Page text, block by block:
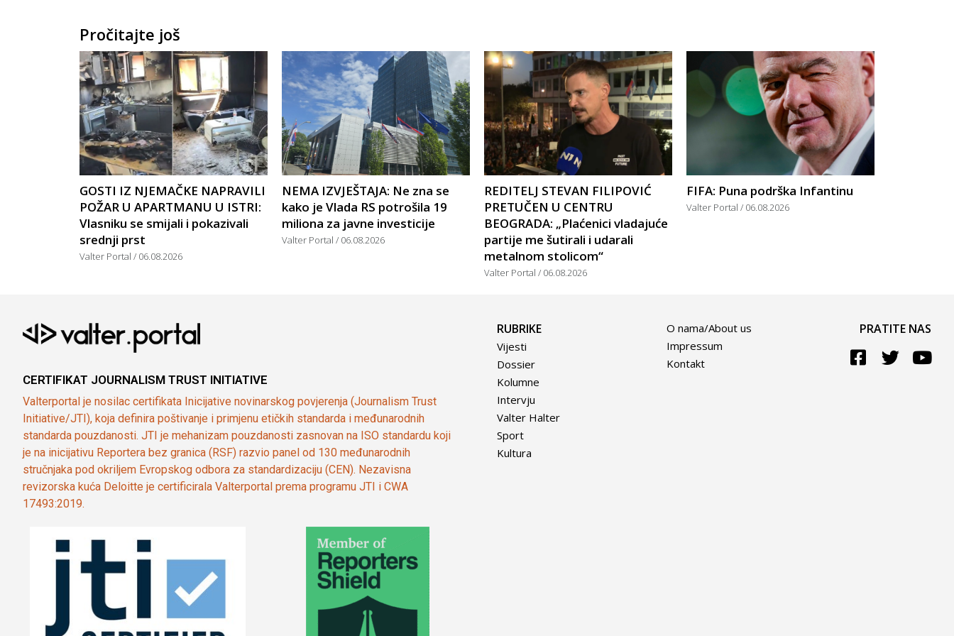
Pročitajte još
GOSTI IZ NJEMAČKE NAPRAVILI
POŽAR U APARTMANU U ISTRI:
Vlasniku se smijali i pokazivali
srednji prst
Valter Portal 06.08.2026
NEMA IZVJEŠTAJA: Ne zna se
kako je Vlada RS potrošila 19
miliona za javne investicije
Valter Portal 06.08.2026
REDITELJ STEVAN FILIPOVIĆ
PRETUČEN U CENTRU
BEOGRADA: „Plaćenici vladajuće
partije me šutirali i udarali
metalnom stolicom“
Valter Portal 06.08.2026
FIFA: Puna podrška Infantinu
Valter Portal 06.08.2026
CERTIFIKAT JOURNALISM TRUST INITIATIVE
Valterportal je nosilac certifikata Inicijative novinarskog povjerenja (Journalism Trust
Initiative/JTI), koja definira poštivanje i primjenu etičkih standarda i međunarodnih
standarda pouzdanosti. JTI je mehanizam pouzdanosti zasnovan na ISO standardu koji
je na inicijativu Reportera bez granica (RSF) razvio panel od 130 međunarodnih
stručnjaka pod okriljem Evropskog odbora za standardizaciju (CEN). Nezavisna
revizorska kuća Deloitte je certificirala Valterportal prema programu JTI i CWA
17493:2019.
RUBRIKE
Vijesti
Dossier
Kolumne
Intervju
Valter Halter
Sport
Kultura
O nama/About us
Impressum
Kontakt
PRATITE NAS